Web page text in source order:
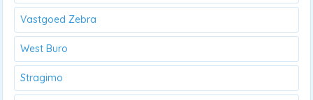
Vastgoed Zebra
West Buro
Stragimo